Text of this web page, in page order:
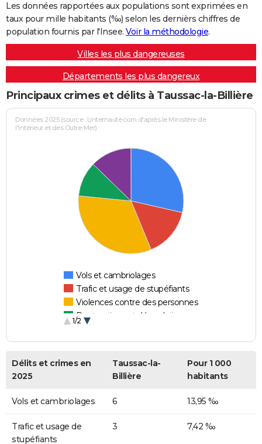
Les données rapportées aux populations sont exprimées en
taux pour mille habitants (‰) selon les dernièrs chiffres de
population fournis par l'Insee. Voir la méthodologie.
Villes les plus dangereuses
Départements les plus dangereux
Principaux crimes et délits à Taussac-la-Billière
Données 2025 (source : Linternaute.com d'après le Ministère de
l'Intérieur et des Outre-Mer)
Vols et cambriolages
Trafic et usage de stupéfiants
Violences contre des personnes
Destructions et dégradations
1/2
Délits et crimes en
2025
Taussac-la-
Billière
Pour 1 000
habitants
Vols et cambriolages 6 13,95 ‰
Trafic et usage de
stupéfiants
3 7,42 ‰